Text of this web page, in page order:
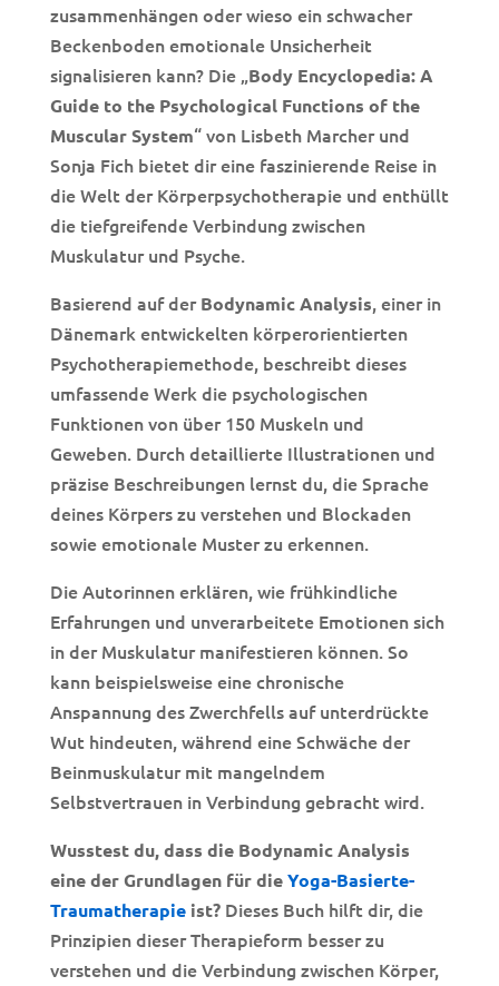
zusammenhängen oder wieso ein schwacher
Beckenboden emotionale Unsicherheit
signalisieren kann? Die „Body Encyclopedia: A
Guide to the Psychological Functions of the
Muscular System“ von Lisbeth Marcher und
Sonja Fich bietet dir eine faszinierende Reise in
die Welt der Körperpsychotherapie und enthüllt
die tiefgreifende Verbindung zwischen
Muskulatur und Psyche.
Basierend auf derBodynamic Analysis, einer in
Dänemark entwickelten körperorientierten
Psychotherapiemethode, beschreibt dieses
umfassende Werk die psychologischen
Funktionen von über 150 Muskeln und
Geweben. Durch detaillierte Illustrationen und
präzise Beschreibungen lernst du, die Sprache
deines Körpers zu verstehen und Blockaden
sowie emotionale Muster zu erkennen.
Die Autorinnen erklären, wie frühkindliche
Erfahrungen und unverarbeitete Emotionen sich
in der Muskulatur manifestieren können. So
kann beispielsweise eine chronische
Anspannung des Zwerchfells auf unterdrückte
Wut hindeuten, während eine Schwäche der
Beinmuskulatur mit mangelndem
Selbstvertrauen in Verbindung gebracht wird.
Wusstest du, dass die Bodynamic Analysis
eine der Grundlagen für dieYoga-Basierte-
Traumatherapieist?Dieses Buch hilft dir, die
Prinzipien dieser Therapieform besser zu
verstehen und die Verbindung zwischen Körper,